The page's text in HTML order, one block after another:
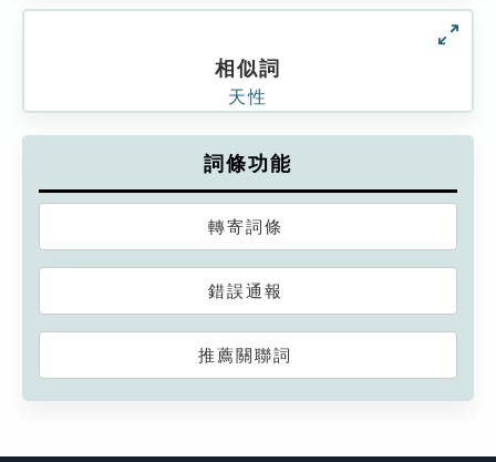
相似詞
天性
詞條功能
轉寄詞條
錯誤通報
推薦關聯詞